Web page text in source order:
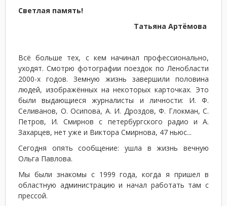
Светлая память!
Татьяна Артёмова
Всё больше тех, с кем начинал профессионально,
уходят. Смотрю фотографии поездок по Ленобласти
2000-х годов. Земную жизнь завершили половина
людей, изображённых на некоторых карточках. Это
были выдающиеся журналисты и личности: И. Ф.
Селиванов, О. Осипова, А. И. Дроздов, Ф. Глокман, С.
Петров, И. Смирнов с петербургского радио и А.
Захарцев, нет уже и Виктора Смирнова, 47 ньюс...
Сегодня опять сообщение: ушла в жизнь вечную
Ольга Павлова.
Мы были знакомы с 1999 года, когда я пришел в
областную администрацию и начал работать там с
прессой.